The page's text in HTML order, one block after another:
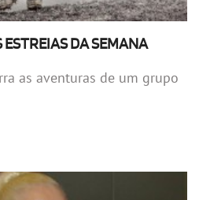
DA SEMANA
as aventuras de um grupo